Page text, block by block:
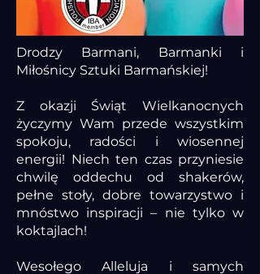
Drodzy Barmani, Barmanki i
Miłośnicy Sztuki Barmańskiej!
Z okazji Świąt Wielkanocnych
życzymy Wam przede wszystkim
spokoju, radości i wiosennej
energii! Niech ten czas przyniesie
chwilę oddechu od shakerów,
pełne stoły, dobre towarzystwo i
mnóstwo inspiracji – nie tylko w
koktajlach!
Wesołego Alleluja i samych